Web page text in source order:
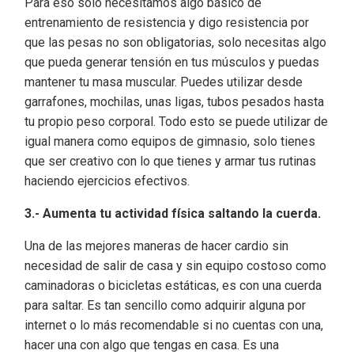
entrenamiento de resistencia y digo resistencia por
que las pesas no son obligatorias, solo necesitas algo
que pueda generar tensión en tus músculos y puedas
mantener tu masa muscular. Puedes utilizar desde
garrafones, mochilas, unas ligas, tubos pesados hasta
tu propio peso corporal. Todo esto se puede utilizar de
igual manera como equipos de gimnasio, solo tienes
que ser creativo con lo que tienes y armar tus rutinas
haciendo ejercicios efectivos.
3.- Aumenta tu actividad física saltando la cuerda.
Una de las mejores maneras de hacer cardio sin
necesidad de salir de casa y sin equipo costoso como
caminadoras o bicicletas estáticas, es con una cuerda
para saltar. Es tan sencillo como adquirir alguna por
internet o lo más recomendable si no cuentas con una,
hacer una con algo que tengas en casa. Es una